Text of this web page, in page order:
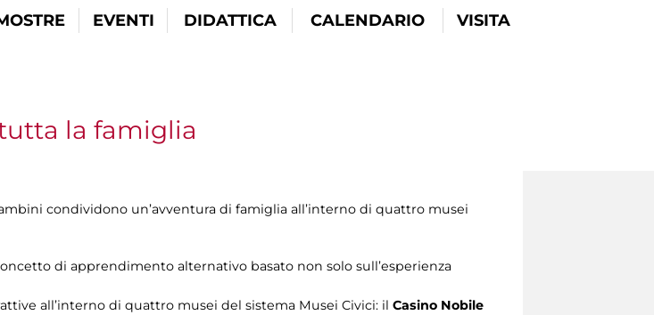
EVENTI DIDATTICA CALENDARIO VISITA
la famiglia
condividono un’avventura di famiglia all’interno di quattro musei
di apprendimento alternativo basato non solo sull’esperienza
all’interno di quattro musei del sistema Musei Civici: il Casino Nobile